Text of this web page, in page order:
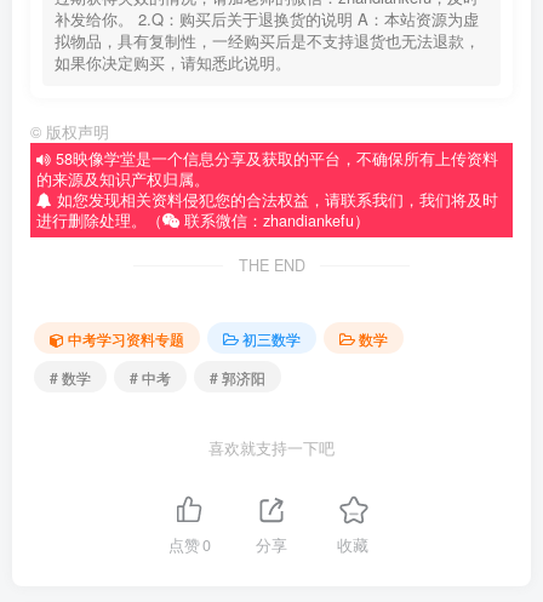
补发给你。 2.Q：购买后关于退换货的说明 A：本站资源为虚
拟物品，具有复制性，一经购买后是不支持退货也无法退款，
如果你决定购买，请知悉此说明。
© 版权声明
58映像学堂是一个信息分享及获取的平台，不确保所有上传资料
的来源及知识产权归属。
如您发现相关资料侵犯您的合法权益，请联系我们，我们将及时
进行删除处理。（
联系微信：zhandiankefu）
THE END
中考学习资料专题 初三数学
数学
# 数学
# 中考 # 郭济阳
喜欢就支持一下吧
点赞0 分享 收藏